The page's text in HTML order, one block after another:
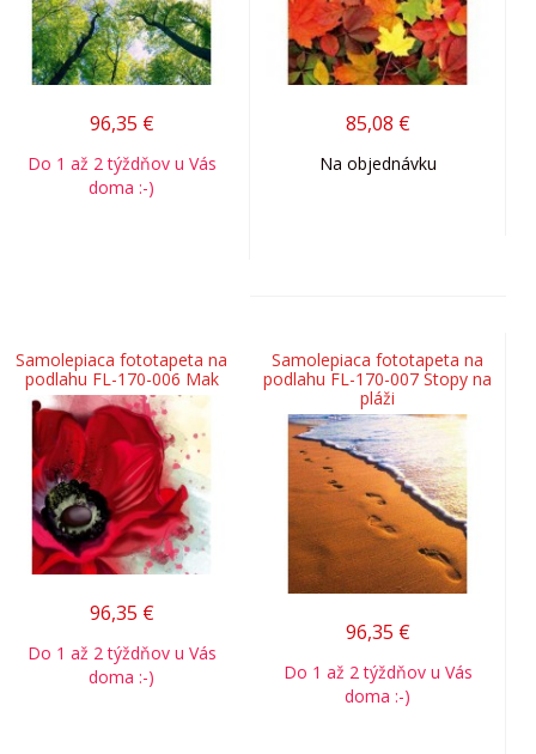
96,35 €
Do 1 až 2 týždňov u Vás
doma :-)
85,08 €
Na objednávku
Samolepiaca fototapeta na
podlahu FL-170-006 Mak
96,35 €
Do 1 až 2 týždňov u Vás
doma :-)
Samolepiaca fototapeta na
podlahu FL-170-007 Stopy na
pláži
96,35 €
Do 1 až 2 týždňov u Vás
doma :-)